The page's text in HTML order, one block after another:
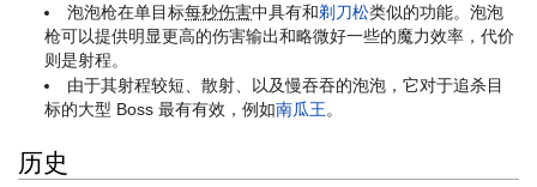
泡泡枪在单目标每秒伤害中具有和剃刀松类似的功能。泡泡
枪可以提供明显更高的伤害输出和略微好一些的魔力效率，代价
则是射程。
由于其射程较短、散射、以及慢吞吞的泡泡，它对于追杀目
标的大型 Boss 最有有效，例如南瓜王。
历史